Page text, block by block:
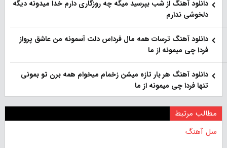
دانلود آهنگ از شب بپرسید میگه چه روزگاری دارم خدا میدونه دیگه
دلخوشی ندارم
دانلود آهنگ ترسات همه مال فرداس دلت آسمونه من عاشق پرواز
فردا چی میمونه از ما
دانلود آهنگ هر بار تازه میشن زخمام میخوام همه برن تو بمونی
تنها فردا چی میمونه از ما
مطالب مرتبط
سل آهنگ